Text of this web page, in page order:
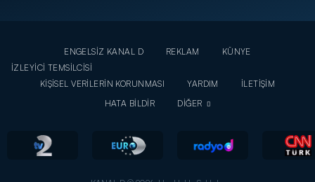
ENGELSİZ KANAL D REKLAM
KÜNYE
İZLEYİCİ TEMSİLCİSİ
KİŞİSEL VERİLERİN KORUNMASI
YARDIM
İLETİŞİM
HATA BİLDİR
DİĞER